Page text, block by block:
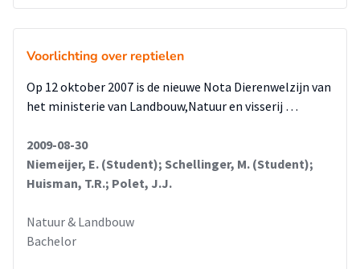
Voorlichting over reptielen
Op 12 oktober 2007 is de nieuwe Nota Dierenwelzijn van
het ministerie van Landbouw,Natuur en visserij …
2009-08-30
Niemeijer, E. (Student); Schellinger, M. (Student);
Huisman, T.R.; Polet, J.J.
Natuur & Landbouw
Bachelor